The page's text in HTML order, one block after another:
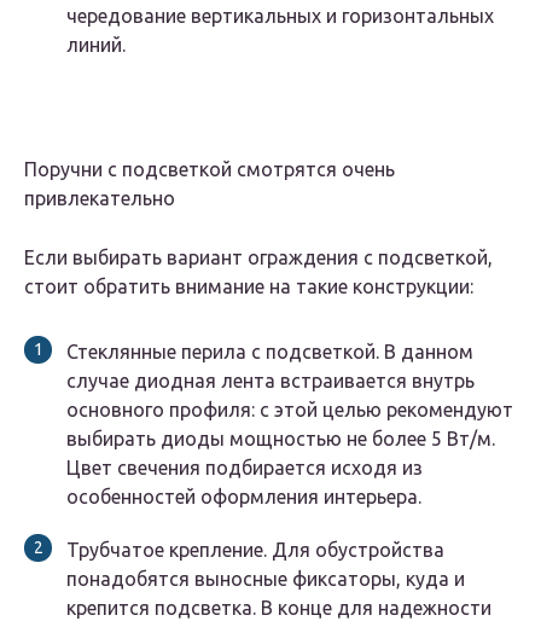
чередование вертикальных и горизонтальных
линий.
Поручни с подсветкой смотрятся очень
привлекательно
Если выбирать вариант ограждения с подсветкой,
стоит обратить внимание на такие конструкции:
Стеклянные перила с подсветкой. В данном
случае диодная лента встраивается внутрь
основного профиля: с этой целью рекомендуют
выбирать диоды мощностью не более 5 Вт/м.
Цвет свечения подбирается исходя из
особенностей оформления интерьера.
Трубчатое крепление. Для обустройства
понадобятся выносные фиксаторы, куда и
крепится подсветка. В конце для надежности